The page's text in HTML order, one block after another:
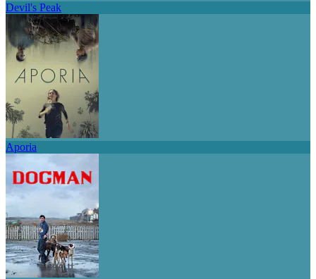
Devil's Peak
Aporia